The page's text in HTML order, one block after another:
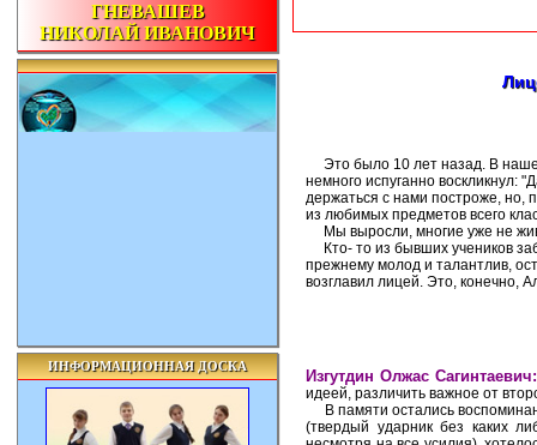
ГНЕВАШЕВ
НИКОЛАЙ ИВАНОВИЧ
ИНФОРМАЦИОННАЯ ДОСКА
Это было 10 лет назад. В
немного испуганно воскликнул:
держаться с нами построже, но,
из любимых предметов всего
Мы выросли, многие уже не
Кто- то из бывших учеников
прежнему молод и талантлив,
возглавил лицей. Это, конечно,
Изгутдин Олжас Сагинтаевич:
идеей, различить важное от
В памяти остались
(твердый ударник без каких